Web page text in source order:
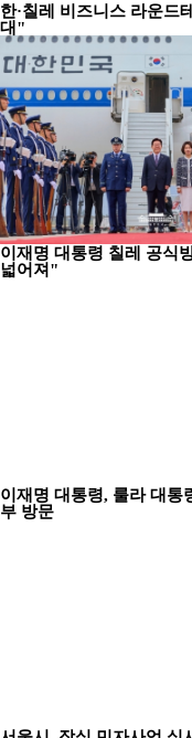
한·칠레 비즈니스 라운
대"
이재명 대통령 칠레 공식
넓어져"
이재명 대통령, 룰라 대통
부 방문